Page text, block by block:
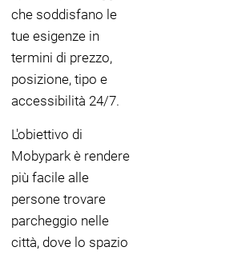
che soddisfano le
tue esigenze in
termini di prezzo,
posizione, tipo e
accessibilità 24/7.
L'obiettivo di
Mobypark è rendere
più facile alle
persone trovare
parcheggio nelle
città, dove lo spazio